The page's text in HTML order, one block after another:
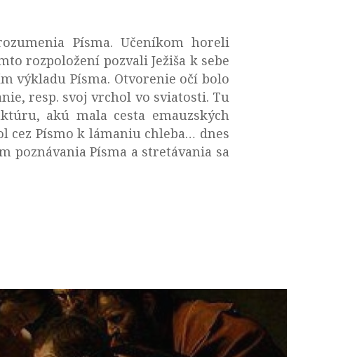
Písma. Učeníkom horeli
rozpoložení pozvali Ježiša k sebe
výkladu Písma. Otvorenie očí bolo
resp. svoj vrchol vo sviatosti. Tu
akú mala cesta emauzských
cez Písmo k lámaniu chleba… dnes
poznávania Písma a stretávania sa